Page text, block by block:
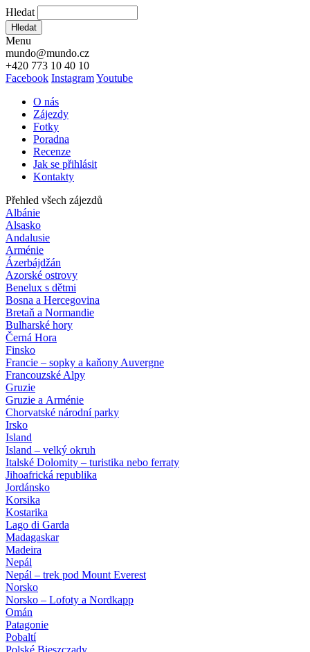
Hledat
Hledat
Menu
mundo@mundo.cz
+420 773 10 40 10
Facebook InstagramYoutube
O nás
Zájezdy
Fotky
Poradna
Recenze
Jak se přihlásit
Kontakty
Přehled všech zájezdů
Albánie
Alsasko
Andalusie
Arménie
Ázerbájdžán
Azorské ostrovy
Benelux s dětmi
Bosna a Hercegovina
Bretaň a Normandie
Bulharské hory
Černá Hora
Finsko
Francie – sopky a kaňony Auvergne
Francouzské Alpy
Gruzie
Gruzie a Arménie
Chorvatské národní parky
Irsko
Island
Island – velký okruh
Italské Dolomity – turistika nebo ferraty
Jihoafrická republika
Jordánsko
Korsika
Kostarika
Lago di Garda
Madagaskar
Madeira
Nepál
Nepál – trek pod Mount Everest
Norsko
Norsko – Lofoty a Nordkapp
Omán
Patagonie
Pobaltí
Polské Bieszczady